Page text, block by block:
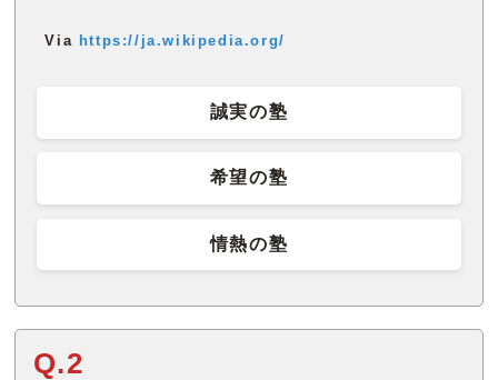
Via https://ja.wikipedia.org/
誠実の塾
希望の塾
情熱の塾
Q.2